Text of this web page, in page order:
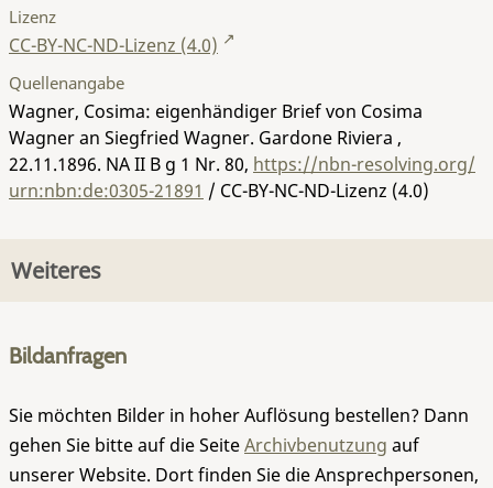
Lizenz
CC-BY-NC-ND-Lizenz (4.0)
Quellenangabe
Wagner, Cosima: eigenhändiger Brief von Cosima
Wagner an Siegfried Wagner. Gardone Riviera ,
22.11.1896. NA II B g 1 Nr. 80, https://nbn-resolving.org/
urn:nbn:de:0305-21891 / CC-BY-NC-ND-Lizenz (4.0)
Weiteres
Bildanfragen
Sie möchten Bilder in hoher Auflösung bestellen? Dann
gehen Sie bitte auf die SeiteArchivbenutzung auf
unserer Website. Dort finden Sie die Ansprechpersonen,